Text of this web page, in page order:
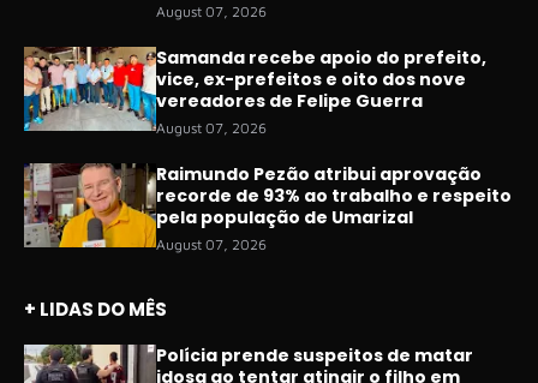
August 07, 2026
Samanda recebe apoio do prefeito,
vice, ex-prefeitos e oito dos nove
vereadores de Felipe Guerra
August 07, 2026
Raimundo Pezão atribui aprovação
recorde de 93% ao trabalho e respeito
pela população de Umarizal
August 07, 2026
+ LIDAS DO MÊS
Polícia prende suspeitos de matar
idosa ao tentar atingir o filho em